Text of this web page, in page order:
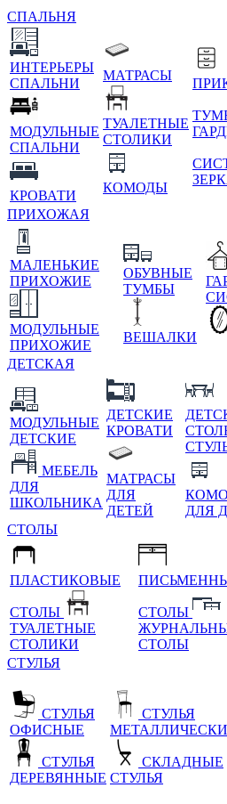
СПАЛЬНЯ
ИНТЕРЬЕРЫ
СПАЛЬНИ
МОДУЛЬНЫЕ
СПАЛЬНИ
КРОВАТИ
МАТРАСЫ
ТУАЛЕТНЫЕ
СТОЛИКИ
КОМОДЫ
ПРИХОЖАЯ
МАЛЕНЬКИЕ
ПРИХОЖИЕ
МОДУЛЬНЫЕ
ПРИХОЖИЕ
ОБУВНЫЕ
ТУМБЫ
ВЕШАЛКИ
ДЕТСКАЯ
МОДУЛЬНЫЕ
ДЕТСКИЕ
МЕБЕЛЬ
ДЛЯ
ШКОЛЬНИКА
ДЕТСКИЕ
КРОВАТИ
МАТРАСЫ
ДЛЯ
ДЕТЕЙ
ДЛЯ
СТОЛЫ
ПЛАСТИКОВЫЕ
СТОЛЫ
ТУАЛЕТНЫЕ
СТОЛИКИ
СТОЛЫ
СТОЛЫ
СТУЛЬЯ
СТУЛЬЯ
ОФИСНЫЕ
СТУЛЬЯ
ДЕРЕВЯННЫЕ
СТУЛЬЯ
СКЛАДНЫЕ
СТУЛЬЯ